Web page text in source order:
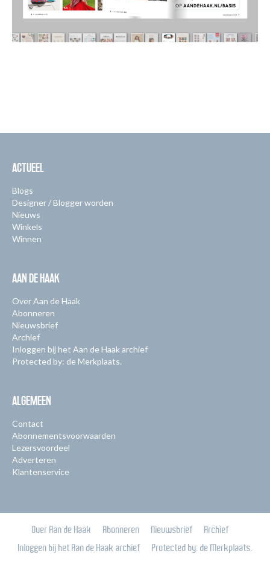
ACTUEEL
Blogs
Designer / Blogger worden
Nieuws
Winkels
Winnen
AAN DE HAAK
Over Aan de Haak
Abonneren
Nieuwsbrief
Archief
Inloggen bij het Aan de Haak archief
Protected by: de Merkplaats.
ALGEMEEN
Contact
Abonnementsvoorwaarden
Lezersvoordeel
Adverteren
Klantenservice
Over Aan de Haak Abonneren Nieuwsbrief
Archief
Inloggen bij het Aan de Haak archief
Protected by: de Merkplaats.